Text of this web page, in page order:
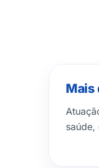
Mais